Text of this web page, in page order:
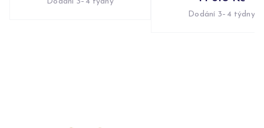
Dodání 3–4 týdny